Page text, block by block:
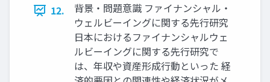
12.
背景・問題意識 ファイナンシャル・
ウェルビーイングに関する先行研究
日本におけるファイナンシャルウェ
ルビーイングに関する先行研究で
は、年収や資産形成行動といった 経